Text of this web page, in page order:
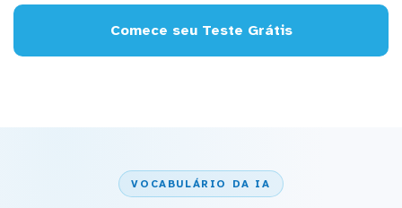
Comece seu Teste Grátis
VOCABULÁRIO DA IA